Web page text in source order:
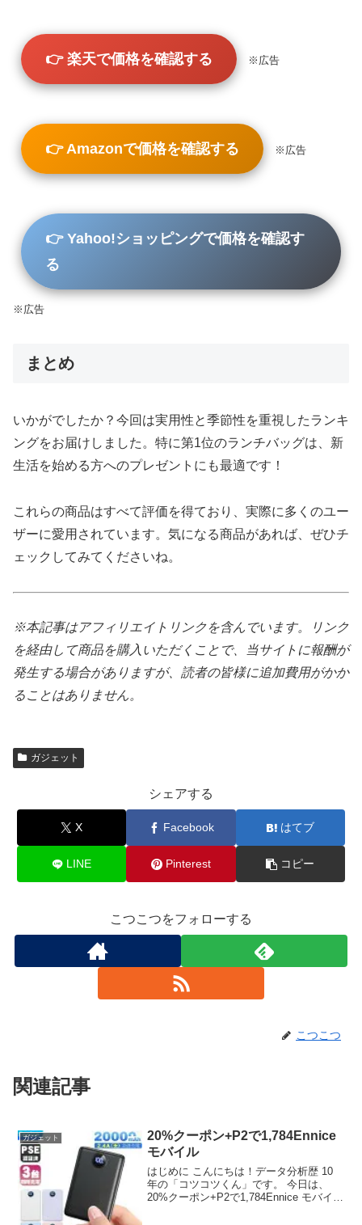
👉 楽天で価格を確認する ※広告
👉 Amazonで価格を確認する ※広告
👉 Yahoo!ショッピングで価格を確認す
る
※広告
まとめ
いかがでしたか？今回は実用性と季節性を重視したランキ
ングをお届けしました。特に第1位のランチバッグは、新
生活を始める方へのプレゼントにも最適です！
これらの商品はすべて評価を得ており、実際に多くのユー
ザーに愛用されています。気になる商品があれば、ぜひチ
ェックしてみてくださいね。
※本記事はアフィリエイトリンクを含んでいます。リンク
を経由して商品を購入いただくことで、当サイトに報酬が
発生する場合がありますが、読者の皆様に追加費用がかか
ることはありません。
ガジェット
シェアする
X Facebook はてブ
LINE Pinterest コピー
こつこつをフォローする
こつこつ
関連記事
ガジェット
20%クーポン+P2で1,784Ennice
モバイル
はじめに こんにちは！データ分析歴 10
年の「コツコツくん」です。 今日は、
20%クーポン+P2で1,784Ennice モバイル